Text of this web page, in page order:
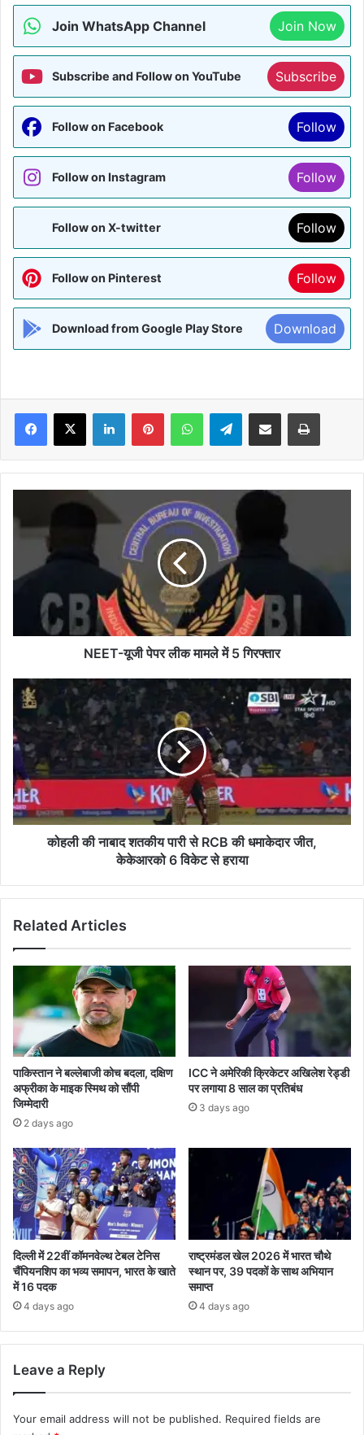
Join WhatsApp Channel Join Now
Subscribe and Follow on YouTube Subscribe
Follow on Facebook Follow
Follow on Instagram Follow
Follow on X-twitter Follow
Follow on Pinterest Follow
Download from Google Play Store Download
Facebook
X LinkedInPinterestWhatsAppTelegramShare via Email Print
पेपर
में
गिरफ्तार
NEET-यूजी पेपर लीक मामले में 5 गिरफ्तार
कोहली
की
नाबाद
शतकीय
पारी
से
RCB
की
धमाकेदार
हराया
कोहली की नाबाद शतकीय पारी से RCB की धमाकेदार जीत,
केकेआरको 6 विकेट से हराया
Related Articles
पाकिस्तान ने बल्लेबाजी कोच बदला, दक्षिण
अफ्रीका के माइक स्मिथ को सौंपी
जिम्मेदारी
2 days ago
ICC ने अमेरिकी क्रिकेटर अखिलेश रेड्डी
पर लगाया 8 साल का प्रतिबंध
3 days ago
दिल्ली में 22वीं कॉमनवेल्थ टेबल टेनिस
चैंपियनशिप का भव्य समापन, भारत के खाते
में 16 पदक
4 days ago
राष्ट्रमंडल खेल 2026 में भारत चौथे
स्थान पर, 39 पदकों के साथ अभियान
समाप्त
4 days ago
Leave a Reply
Your email address will not be published. Required fields are